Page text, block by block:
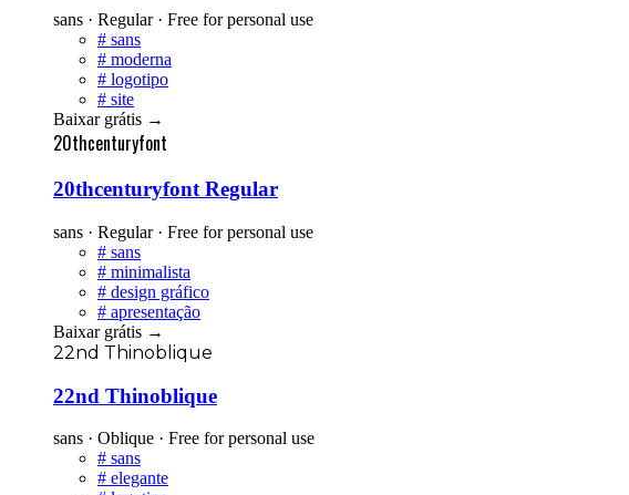
sans · Regular · Free for personal use
# sans
# moderna
# logotipo
# site
Baixar grátis →
20thcenturyfont
20thcenturyfont Regular
sans · Regular · Free for personal use
# sans
# minimalista
# design gráfico
# apresentação
Baixar grátis →
22nd Thinoblique
22nd Thinoblique
sans · Oblique · Free for personal use
# sans
# elegante